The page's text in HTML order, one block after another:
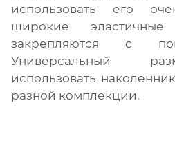
использовать его
широкие
закрепляются с
Универсальный
использовать
разной комплекции.